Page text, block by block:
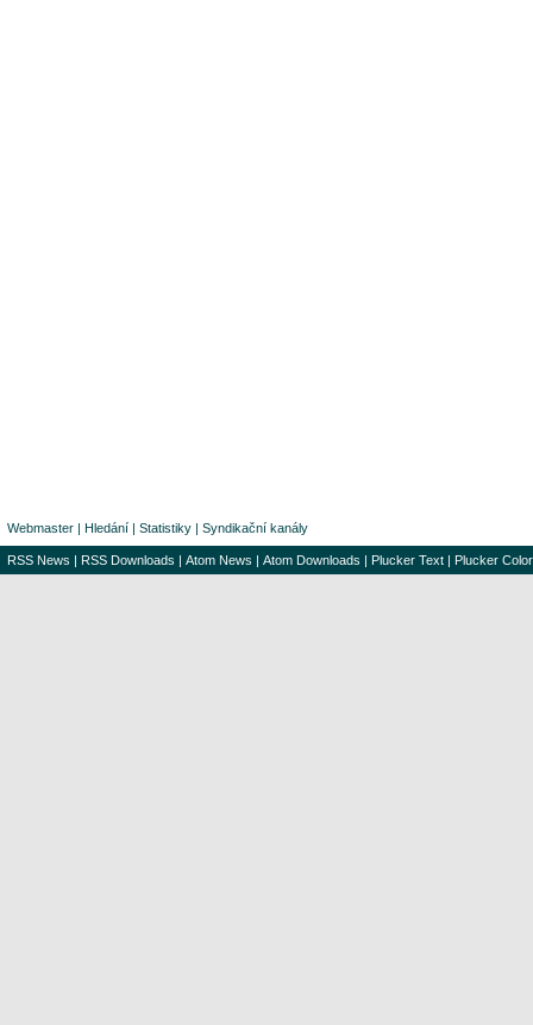
Webmaster | Hledání | Statistiky | Syndikační kanály
RSS News | RSS Downloads | Atom News | Atom Downloads | Plucker Text | Plucker Color